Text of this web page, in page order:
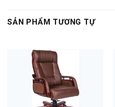
SẢN PHẨM TƯƠNG TỰ